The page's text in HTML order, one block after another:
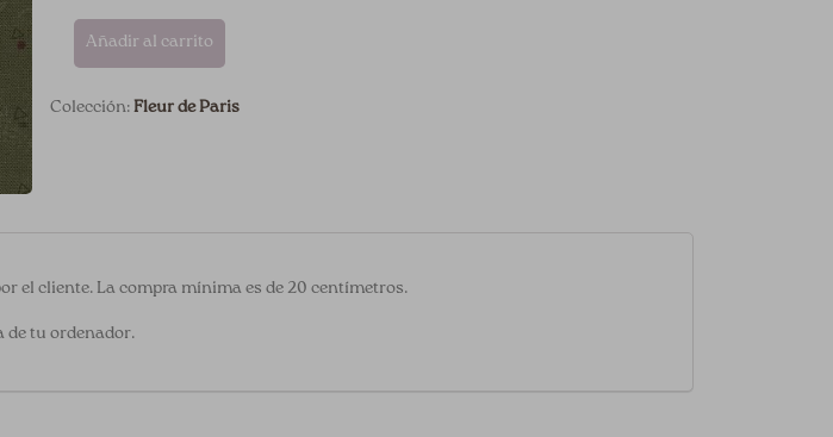
Añadir al carrito
Colección:Fleur de Paris
el cliente. La compra mínima es de 20 centímetros.
de tu ordenador.